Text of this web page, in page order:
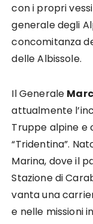
con i propri
generale degli
concomitanza
delle Albissole.
Il Generale
attualmente
Truppe alpine e
“Tridentina”.
Marina, dove il
Stazione di
vanta una
e nelle missioni